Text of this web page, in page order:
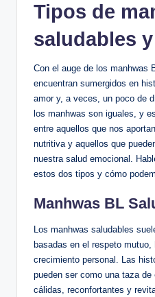
Tipos de
saludables
Con el auge de​ los manhwas
encuentran sumergidos en​
amor y, a veces,​ un ​poco de⁢
los manhwas​ son iguales,​ y
entre ‌aquellos que nos
nutritiva‍ y aquellos que
nuestra salud‍ emocional.
estos dos‌ tipos y cómo
Manhwas BL
Los manhwas saludables‍
basadas en el ⁤respeto
crecimiento personal. Las‌
pueden ser como​ una ⁤taza
cálidas, ⁤reconfortantes y